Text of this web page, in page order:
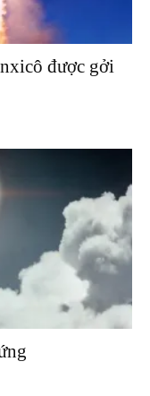
được gởi